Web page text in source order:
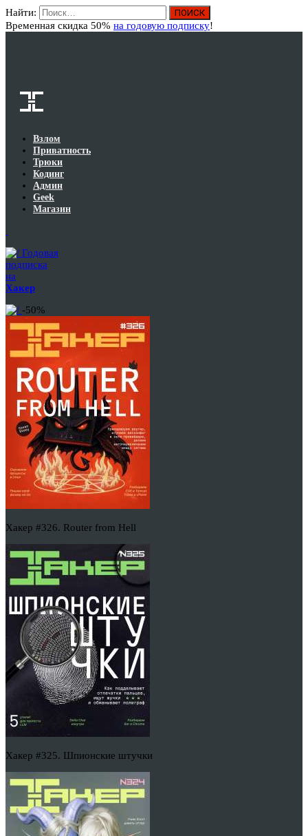
Найти:
Временная скидка 50% на годовую подписку!
Взлом
Приватность
Трюки
Кодинг
Админ
Geek
Магазин
Годовая
подписка
на
Хакер
-50%
Хакер #326. Router from Hell
Хакер #325. Шпионские штучки